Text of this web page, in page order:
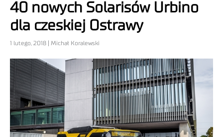
40 nowych Solarisów Urbino
dla czeskiej Ostrawy
1 lutego, 2018 | Michał Koralewski